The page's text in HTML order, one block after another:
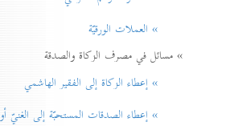
» العملات الورقيّة
» مسائل في مصرف الزكاة والصدقة
» إعطاء الزكاة إلی الفقير الهاشمي
» إعطاء الصدقات المستحبّة إلی الغنيّ أو